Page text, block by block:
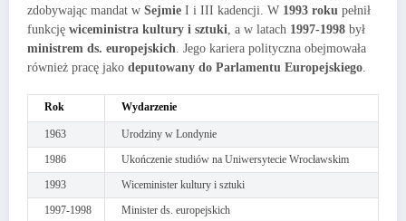
zdobywając mandat w Sejmie I i III kadencji. W 1993 roku pełnił
funkcję wiceministra kultury i sztuki , a w latach 1997-1998 był
ministrem ds. europejskich . Jego kariera polityczna obejmowała
również pracę jako deputowany do Parlamentu Europejskiego
Rok Wydarzenie
1963
Urodziny w Londynie
1986
Ukończenie studiów na Uniwersytecie Wrocławskim
1993
Wiceminister kultury i sztuki
1997-1998
Minister ds. europejskich